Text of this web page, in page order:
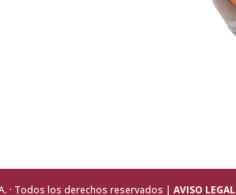
· Todos los derechos reservados |AVISO LEGAL